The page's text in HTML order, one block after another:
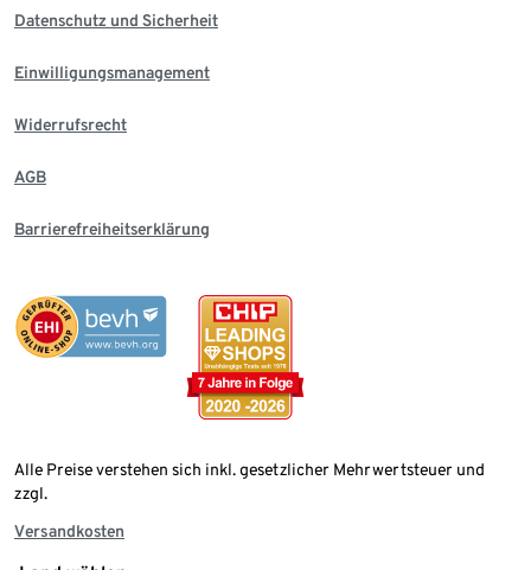
Datenschutz und Sicherheit
Einwilligungsmanagement
Widerrufsrecht
AGB
Barrierefreiheitserklärung
Alle Preise verstehen sich inkl. gesetzlicher Mehrwertsteuer und
zzgl.
Versandkosten